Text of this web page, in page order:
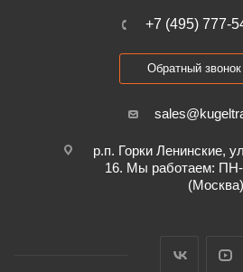
+7 (495) 777-
Обратный звонок
р.п. Горки Ленинские,
16. Мы работаем:
(Москва)